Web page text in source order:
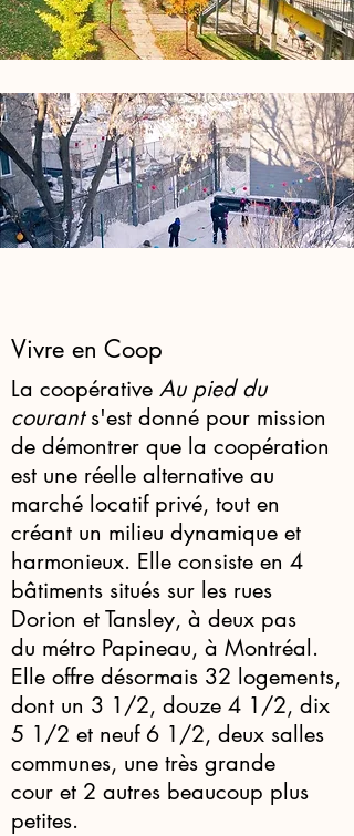
Vivre en Coop
La coopérative Au pied du
courants'est donné pour mission
de démontrer que la coopération
est une réelle alternative au
marché locatif privé, tout en
créant un milieu dynamique et
harmonieux. Elle consiste en 4
bâtiments situés sur les rues
Dorion et Tansley, à deux pas
du métro Papineau, à Montréal.
Elle offre désormais 32 logements,
dont un 3 1/2, douze 4 1/2, dix
5 1/2 et neuf 6 1/2, deux salles
communes, une très grande
cour et 2 autres beaucoup plus
petites.